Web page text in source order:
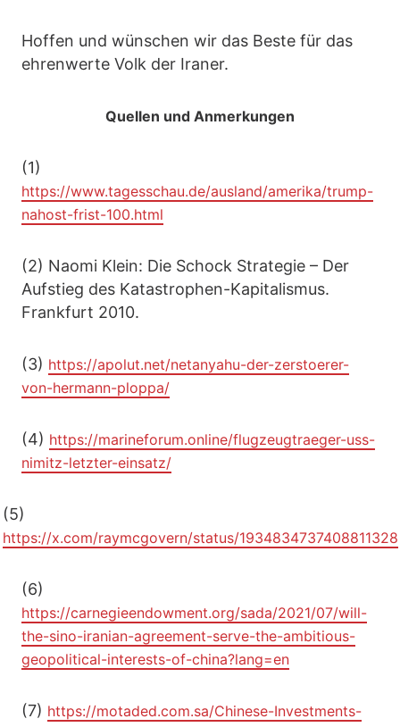
Hoffen und wünschen wir das Beste für das
ehrenwerte Volk der Iraner.
Quellen und Anmerkungen
(1)
https://www.tagesschau.de/ausland/amerika/trump-
nahost-frist-100.html
(2) Naomi Klein: Die Schock Strategie – Der
Aufstieg des Katastrophen-Kapitalismus.
Frankfurt 2010.
(3) https://apolut.net/netanyahu-der-zerstoerer-
von-hermann-ploppa/
(4) https://marineforum.online/flugzeugtraeger-uss-
nimitz-letzter-einsatz/
(5)
https://x.com/raymcgovern/status/1934834737408811328
(6)
https://carnegieendowment.org/sada/2021/07/will-
the-sino-iranian-agreement-serve-the-ambitious-
geopolitical-interests-of-china?lang=en
(7) https://motaded.com.sa/Chinese-Investments-